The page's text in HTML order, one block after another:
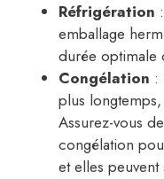
Réfrigération
emballage
durée optimale
Congélation :
plus
Assurez-vous
congélation
et elles peuvent